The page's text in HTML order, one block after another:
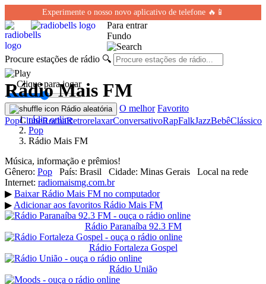
Experimente o nosso novo aplicativo de telefone 🔥📱
Para entrar
Fundo
Procure estações de rádio 🔍
← Clique para jogar
Rádio aleatória O melhor Favorito
PopClubeRochaRetrorelaxarConversativoRapFalkJazzBebêClássico
Rádio Mais FM
rádio online
Pop
Rádio Mais FM
Música, informação e prêmios!
Gênero: Pop País: Brasil Cidade: Minas Gerais Local na rede
Internet: radiomaismg.com.br
▶ Baixar Rádio Mais FM no computador
▶ Adicionar aos favoritos Rádio Mais FM
Rádio Paranaíba 92.3 FM
Rádio Fortaleza Gospel
Rádio União